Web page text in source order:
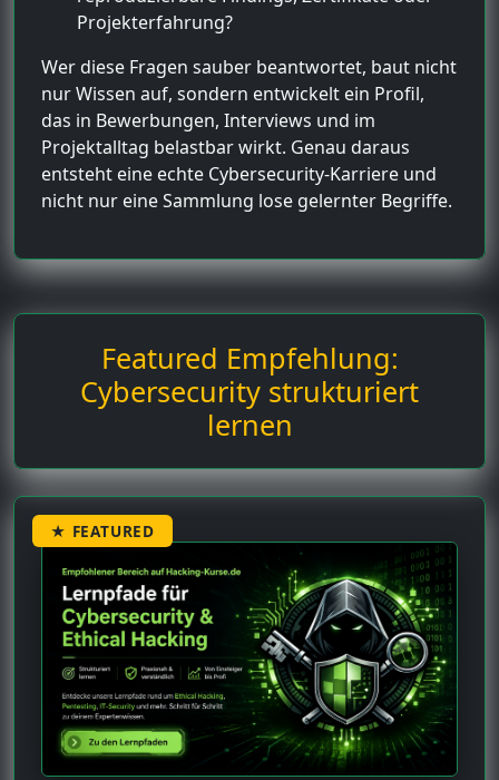
Projekterfahrung?
Wer diese Fragen sauber beantwortet, baut nicht
nur Wissen auf, sondern entwickelt ein Profil,
das in Bewerbungen, Interviews und im
Projektalltag belastbar wirkt. Genau daraus
entsteht eine echte Cybersecurity-Karriere und
nicht nur eine Sammlung lose gelernter Begriffe.
Featured Empfehlung:
Cybersecurity strukturiert
lernen
★ FEATURED